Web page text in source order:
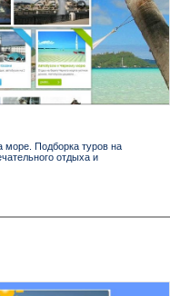
море. Подборка туров на
отдыха и